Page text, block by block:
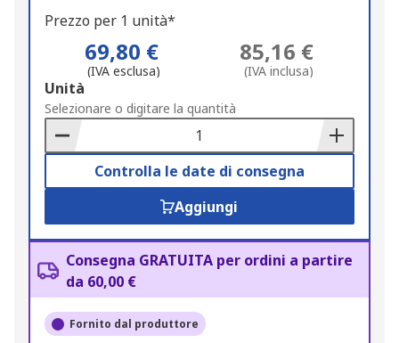
Prezzo per 1 unità*
69,80 €
(IVA esclusa)
85,16 €
(IVA inclusa)
Add
to
Basket
Unità
Selezionare o digitare la quantità
Controlla le date di consegna
Aggiungi
Consegna GRATUITA per ordini a partire
da 60,00 €
Fornito dal produttore